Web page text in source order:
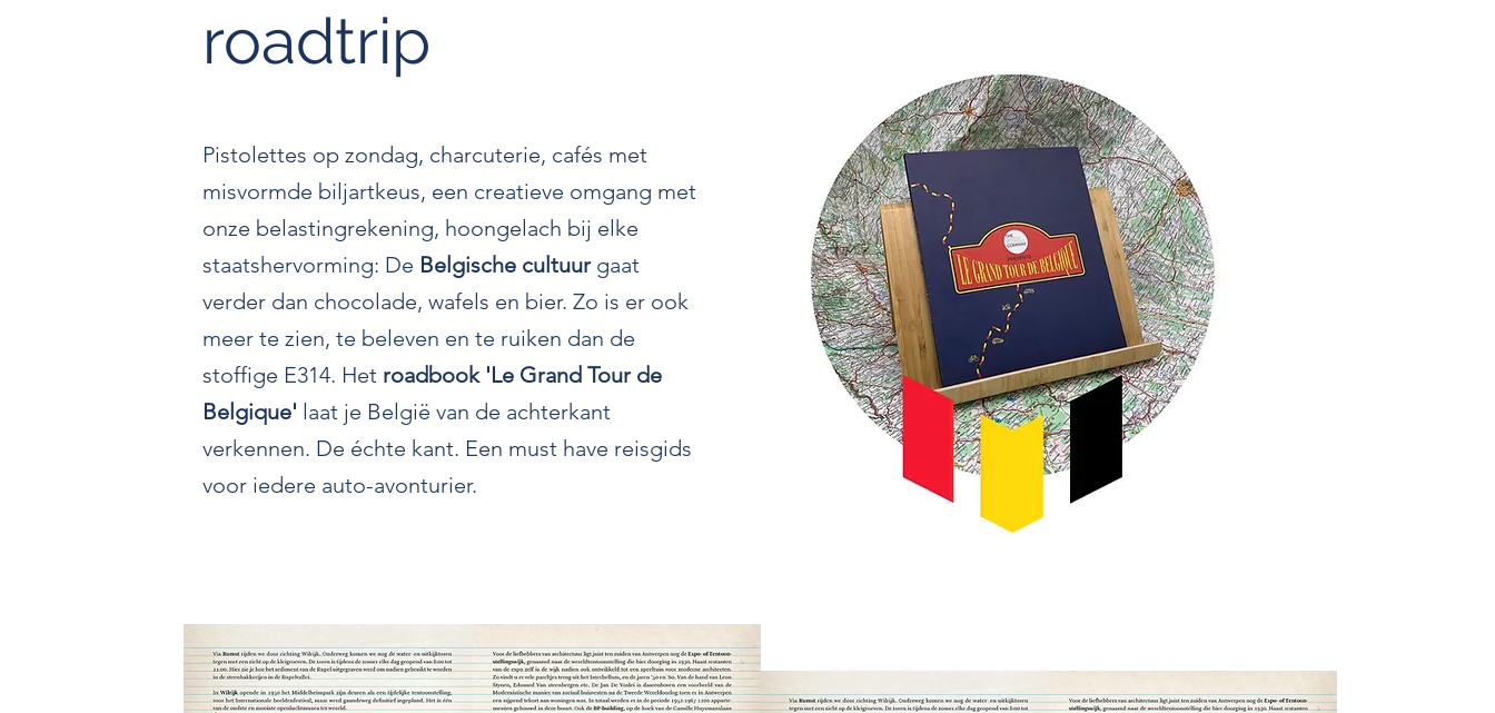
roadtrip
Pistolettes op zondag, charcuterie, cafés met
misvormde biljartkeus, een creatieve omgang met
onze belastingrekening, hoongelach bij elke
staatshervorming: De Belgische cultuur gaat
verder dan chocolade, wafels en bier. Zo is er ook
meer te zien, te beleven en te ruiken dan de
stoffige E314. Het roadbook 'Le Grand Tour de
Belgique' laat je België van de achterkant
verkennen. De échte kant. Een must have reisgids
voor iedere auto-avonturier.